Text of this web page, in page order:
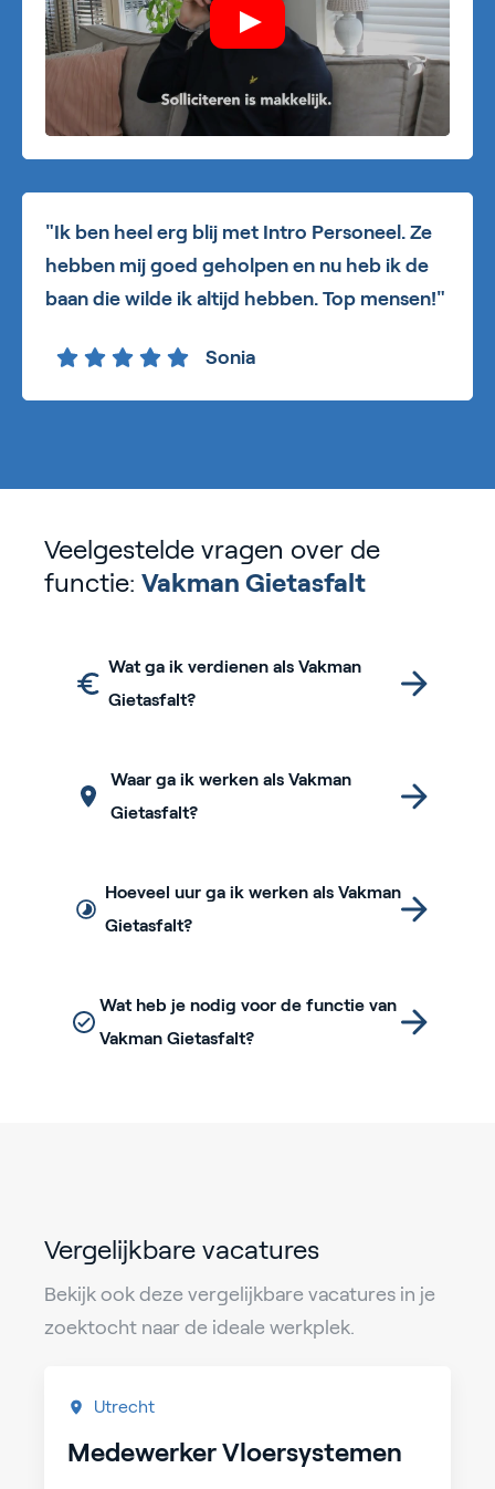
"Ik ben heel erg blij met Intro Personeel. Ze
hebben mij goed geholpen en nu heb ik de
baan die wilde ik altijd hebben. Top mensen!"
Sonia
Veelgestelde vragen over de
functie: Vakman Gietasfalt
Wat ga ik verdienen als Vakman
Gietasfalt?
Waar ga ik werken als Vakman
Gietasfalt?
Hoeveel uur ga ik werken als Vakman
Gietasfalt?
Wat heb je nodig voor de functie van
Vakman Gietasfalt?
Vergelijkbare vacatures
Bekijk ook deze vergelijkbare vacatures in je
zoektocht naar de ideale werkplek.
Utrecht
Medewerker Vloersystemen